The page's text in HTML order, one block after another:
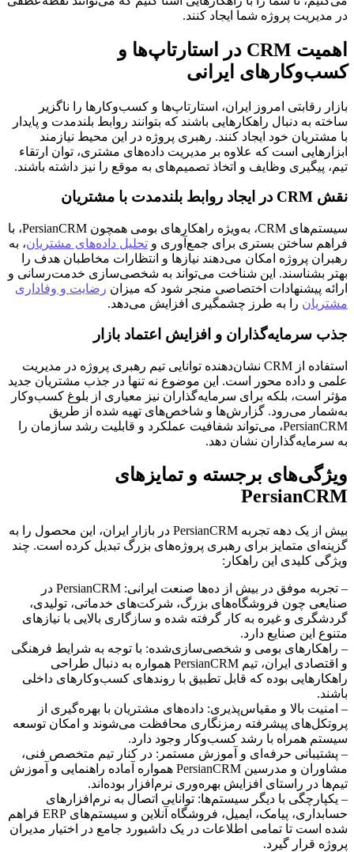
در مدیریت پروژه شما ایجاد کنند.
اهمیت CRM در استارتاپ‌ها و
کسب‌وکارهای ایرانی
بازار رقابتی امروز ایران، استارتاپ‌ها و کسب‌وکارها را ناگزیر
ساخته به دنبال راهکارهایی باشند که بتوانند روابط بلندمدت و پایدار
با مشتریان خود ایجاد کنند. رهبری پروژه در این محیط نیازمند
ابزارهایی است که علاوه بر مدیریت داده‌های مشتری، توان ارتقاء
تیم، پیگیری وظایف و اتخاذ تصمیم‌های به موقع را نیز داشته باشند.
نقش CRM در ایجاد روابط بلندمدت با مشتریان
سیستم‌های CRM، به‌ویژه راهکارهای بومی همچون PersianCRM، با
فراهم ساختن بستری برای جمع‌آوری و تحلیل داده‌های مشتریان، به
رهبران پروژه امکان می‌دهند نیازها و انتظارات مخاطبان هدف را
بهتر بشناسند. این شناخت می‌تواند به شخصی‌سازی خدمت‌رسانی و
ارائه پیشنهادات اختصاصی منجر شود که میزان رضایت و وفاداری
مشتریان را به طرز چشمگیری افزایش می‌دهد.
جذب سرمایه‌گذاران و افزایش اعتماد بازار
استفاده از CRM نشان‌دهنده توانایی تیم رهبری پروژه در مدیریت
علمی و داده محور است. این موضوع نه تنها در جذب مشتریان جدید
مؤثر است، بلکه برای سرمایه‌گذاران نیز معیاری از بلوغ کسب‌وکار
به‌شمار می‌رود. گزارش‌ها و شاخص‌های تهیه شده از طریق
PersianCRM، می‌تواند شفافیت عملکرد و قابلیت رشد سازمان را
به سرمایه‌گذاران نشان دهد.
ویژگی‌های برجسته و تمایزهای
PersianCRM
بیش از یک دهه تجربه PersianCRM در بازار ایران، این محصول را به
گزینه‌ای متمایز برای رهبری پروژه‌های بزرگ تبدیل کرده است. چند
ویژگی کلیدی این راهکار:
– تجربه موفق در بیش از ده‌ها صنعت ایرانی: PersianCRM در
صنایعی چون فروشگاه‌های بزرگ، شرکت‌های خدماتی، تولیدی،
گردشگری و غیره به کار گرفته شده و سازگاری بالایی با نیازهای
متنوع این صنایع دارد.
– راهکارهای بومی و شخصی‌سازی‌شده: با توجه به شرایط فرهنگی
و اقتصادی ایران، تیم PersianCRM همواره به دنبال طراحی
راهکارهایی بوده که قابل تطبیق با روندهای کسب‌وکارهای داخلی
باشند.
– امنیت بالا و مقیاس‌پذیری: داده‌های مشتریان با بهره‌گیری از
پروتکل‌های پیشرفته رمزنگاری محافظت می‌شوند و امکان توسعه
سیستم همراه با رشد کسب‌وکار وجود دارد.
– پشتیبانی حرفه‌ای و آموزش مستمر: در کنار تیم متخصص فنی،
مشاوران و مدرسین PersianCRM همواره آماده راهنمایی و آموزش
تیم‌ها در راستای افزایش بهره‌وری نرم‌افزار بوده‌اند.
– یکپارچگی با دیگر سیستم‌ها: توانایی اتصال به نرم‌افزارهای
حسابداری، پیامک، ایمیل، فروشگاه آنلاین و سیستم‌های ERP فراهم
شده است تا تمامی اطلاعات در یک داشبورد جامع در اختیار مدیران
پروژه قرار گیرد.